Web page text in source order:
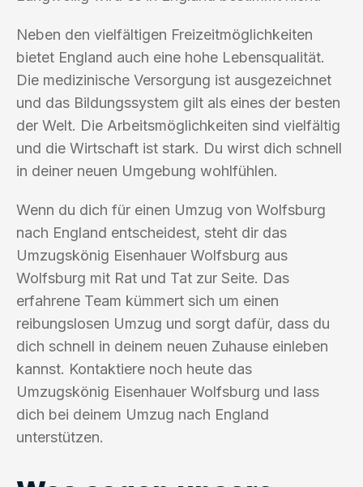
Neben den vielfältigen Freizeitmöglichkeiten
bietet England auch eine hohe Lebensqualität.
Die medizinische Versorgung ist ausgezeichnet
und das Bildungssystem gilt als eines der besten
der Welt. Die Arbeitsmöglichkeiten sind vielfältig
und die Wirtschaft ist stark. Du wirst dich schnell
in deiner neuen Umgebung wohlfühlen.
Wenn du dich für einen Umzug von Wolfsburg
nach England entscheidest, steht dir das
Umzugskönig Eisenhauer Wolfsburg aus
Wolfsburg mit Rat und Tat zur Seite. Das
erfahrene Team kümmert sich um einen
reibungslosen Umzug und sorgt dafür, dass du
dich schnell in deinem neuen Zuhause einleben
kannst. Kontaktiere noch heute das
Umzugskönig Eisenhauer Wolfsburg und lass
dich bei deinem Umzug nach England
unterstützen.